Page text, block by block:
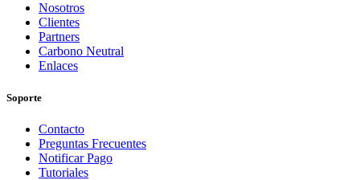
Nosotros
Clientes
Partners
Carbono Neutral
Enlaces
Soporte
Contacto
Preguntas Frecuentes
Notificar Pago
Tutoriales